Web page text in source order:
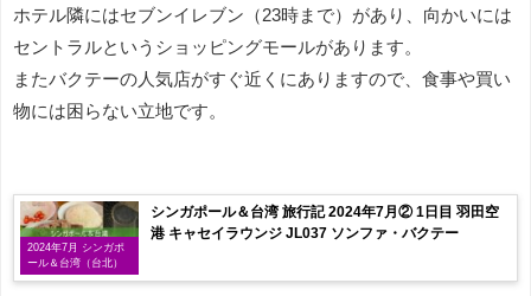
ホテル隣にはセブンイレブン（23時まで）があり、向かいには
セントラルというショッピングモールがあります。
またバクテーの人気店がすぐ近くにありますので、食事や買い
物には困らない立地です。
2024年7月 シンガポ
ール＆台湾（台北）
シンガポール＆台湾 旅行記 2024年7月② 1日目 羽田空
港 キャセイラウンジ JL037 ソンファ・バクテー